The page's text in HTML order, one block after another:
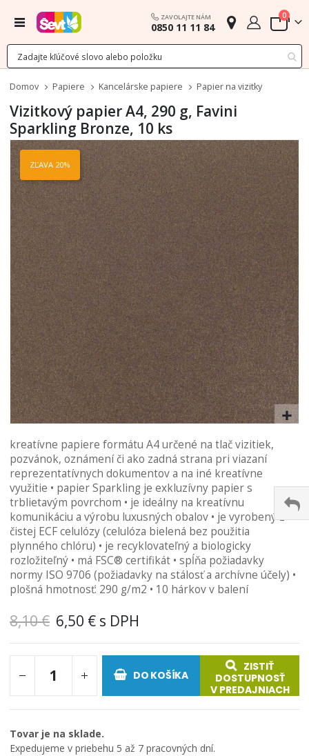
Menu ZAVOLAJTE NÁM
0850 11 11 84 Cart
0
Domov Papiere Kancelárske papiere Papier na vizitky
Vizitkový papier A4, 290 g, Favini
Sparkling Bronze, 10 ks
Preskočiť
na
koniec
galérie
obrázkov
ZĽAVA 20%
na
začiatok
galérie
obrázkov
kreatívne papiere formátu A4 určené na tlač vizitiek,
pozvánok, oznámení či ako zadná strana pri viazaní
reprezentatívnych dokumentov a na iné kreatívne
využitie • papier Sparkling je exkluzívny papier s
trblietavým povrchom • je ideálny na kreatívnu
komunikáciu a výrobu luxusných obalov • je vyrobený z
čistej ECF celulózy (celulóza bielená bez použitia
plynného chlóru) • je recyklovateľný a biologicky
rozložiteľný • má FSC® certifikát • spĺňa požiadavky
normy ISO 9706 (požiadavky na stálosť a archívne účely) •
plošná hmotnosť: 290 g/m2 • 10 hárkov v balení
8,10 € 6,50 €
DO KOŠÍKA
ZISTIŤ
DOSTUPNOSŤ
V PREDAJNIACH
Tovar je na sklade.
Expedujeme v priebehu 5 až 7 pracovných dní.